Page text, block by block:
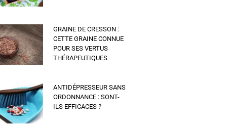
GRAINE DE CRESSON :
CETTE GRAINE CONNUE
POUR SES VERTUS
THÉRAPEUTIQUES
ANTIDÉPRESSEUR SANS
ORDONNANCE : SONT-
ILS EFFICACES ?